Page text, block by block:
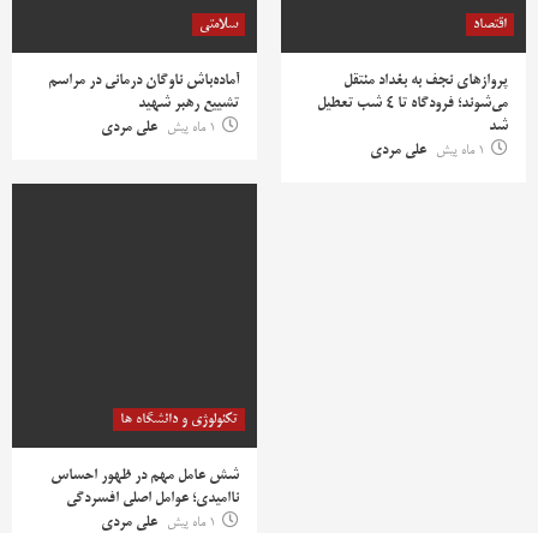
اقتصاد
پروازهای نجف به بغداد منتقل
می‌شوند؛ فرودگاه تا ۴ شب تعطیل
شد
1 ماه پیش
علی مردی
سلامتی
آماده‌باش ناوگان درمانی در مراسم
تشییع رهبر شهید
1 ماه پیش
علی مردی
تکنولوژی و دانشگاه ها
شش عامل مهم در ظهور احساس
ناامیدی؛ عوامل اصلی افسردگی
1 ماه پیش
علی مردی